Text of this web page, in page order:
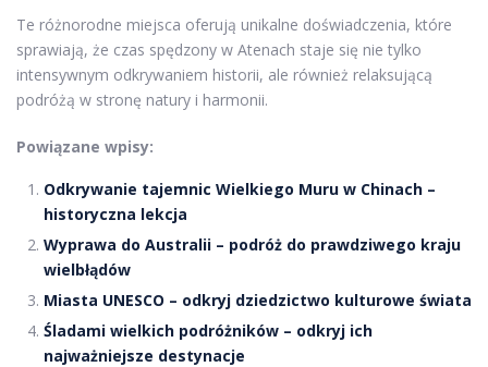
Te różnorodne miejsca oferują unikalne doświadczenia, które
sprawiają, że czas spędzony w Atenach staje się nie tylko
intensywnym odkrywaniem historii, ale również relaksującą
podróżą w stronę natury i harmonii.
Powiązane wpisy:
Odkrywanie tajemnic Wielkiego Muru w Chinach –
historyczna lekcja
Wyprawa do Australii – podróż do prawdziwego kraju
wielbłądów
Miasta UNESCO – odkryj dziedzictwo kulturowe świata
Śladami wielkich podróżników – odkryj ich
najważniejsze destynacje